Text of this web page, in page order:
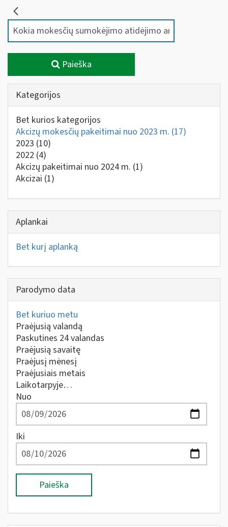
Paieška
Kategorijos
Bet kurios kategorijos
Akcizų mokesčių pakeitimai nuo 2023 m. (17)
2023 (10)
2022 (4)
Akcizų pakeitimai nuo 2024 m. (1)
Akcizai (1)
Aplankai
Bet kurį aplanką
Parodymo data
Bet kuriuo metu
Praėjusią valandą
Paskutines 24 valandas
Praėjusią savaitę
Praėjusį mėnesį
Praėjusiais metais
Laikotarpyje…
Nuo
Iki
Paieška